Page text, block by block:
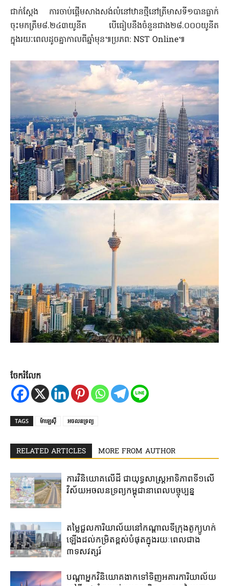
ជាក់ស្តែង ការចាប់ផ្តើមសាងសង់លំនៅឋានថ្មីនៅត្រីមាសទី១បានធ្លាក់
ចុះមកត្រឹម៨.២៤៣យូនីត បើធៀបនឹងចំនួនជាង២៨.០០០យូនីត
ក្នុងរយៈពេលដូចគ្នាកាលពីឆ្នាំមុន៕ប្រភព: NST Online៕
ចែករំលែក
TAGS ម៉ាឡេស៊ី អចលនទ្រព្យ
RELATED ARTICLES MORE FROM AUTHOR
ការវិនិយោគ​លើដី​ ជា​យុទ្ធសាស្រ្ត​អាទិភាព​ទី១​លើ​
វិស័យ​អចលនទ្រព្យ​កម្ពុជា​នា​ពេល​បច្ចុប្បន្ន​
តម្លៃជួល​ការិយាល័យ​នៅ​កណ្តាល​ទីក្រុងតូក្យូ​ហក់​
ឡើង​ដល់​កម្រិត​ខ្ពស់​បំផុត​ក្នុង​រយៈ​ពេល​ជាង​
៣ទសវត្សរ៍​
បណ្តាអ្នកវិនិយោគ​ងាក​ទៅ​ទិញ​អគារការិយាល័យ​